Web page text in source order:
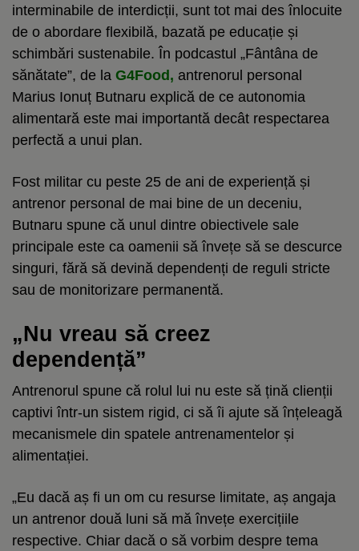
interminabile de interdicții, sunt tot mai des înlocuite
de o abordare flexibilă, bazată pe educație și
schimbări sustenabile. În podcastul „Fântâna de
sănătate”, de la G4Food, antrenorul personal
Marius Ionuț Butnaru explică de ce autonomia
alimentară este mai importantă decât respectarea
perfectă a unui plan.
Fost militar cu peste 25 de ani de experiență și
antrenor personal de mai bine de un deceniu,
Butnaru spune că unul dintre obiectivele sale
principale este ca oamenii să învețe să se descurce
singuri, fără să devină dependenți de reguli stricte
sau de monitorizare permanentă.
„Nu vreau să creez
dependență”
Antrenorul spune că rolul lui nu este să țină clienții
captivi într-un sistem rigid, ci să îi ajute să înțeleagă
mecanismele din spatele antrenamentelor și
alimentației.
„Eu dacă aș fi un om cu resurse limitate, aș angaja
un antrenor două luni să mă învețe exercițiile
respective. Chiar dacă o să vorbim despre tema